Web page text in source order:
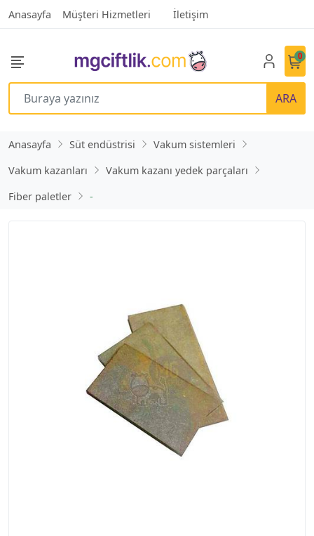
Anasayfa Müşteri Hizmetleri İletişim
ARA
0
Anasayfa Süt endüstrisi
Vakum sistemleri
Vakum kazanları
Vakum kazanı yedek parçaları
Fiber paletler
-